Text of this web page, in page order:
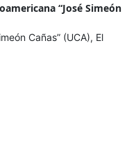
“José Simeón
Cañas” (UCA), El